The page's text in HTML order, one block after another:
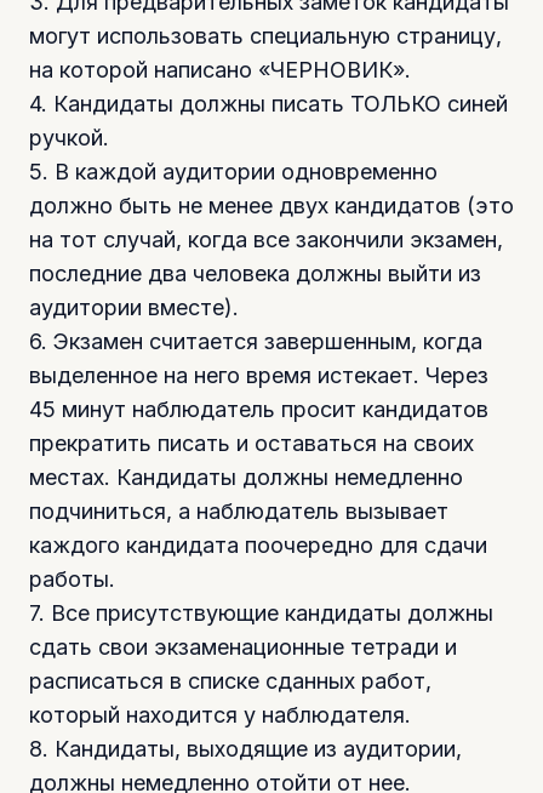
могут использовать специальную страницу,
на которой написано «ЧЕРНОВИК».
4. Кандидаты должны писать ТОЛЬКО синей
ручкой.
5. В каждой аудитории одновременно
должно быть не менее двух кандидатов (это
на тот случай, когда все закончили экзамен,
последние два человека должны выйти из
аудитории вместе).
6. Экзамен считается завершенным, когда
выделенное на него время истекает. Через
45 минут наблюдатель просит кандидатов
прекратить писать и оставаться на своих
местах. Кандидаты должны немедленно
подчиниться, а наблюдатель вызывает
каждого кандидата поочередно для сдачи
работы.
7. Все присутствующие кандидаты должны
сдать свои экзаменационные тетради и
расписаться в списке сданных работ,
который находится у наблюдателя.
8. Кандидаты, выходящие из аудитории,
должны немедленно отойти от нее.